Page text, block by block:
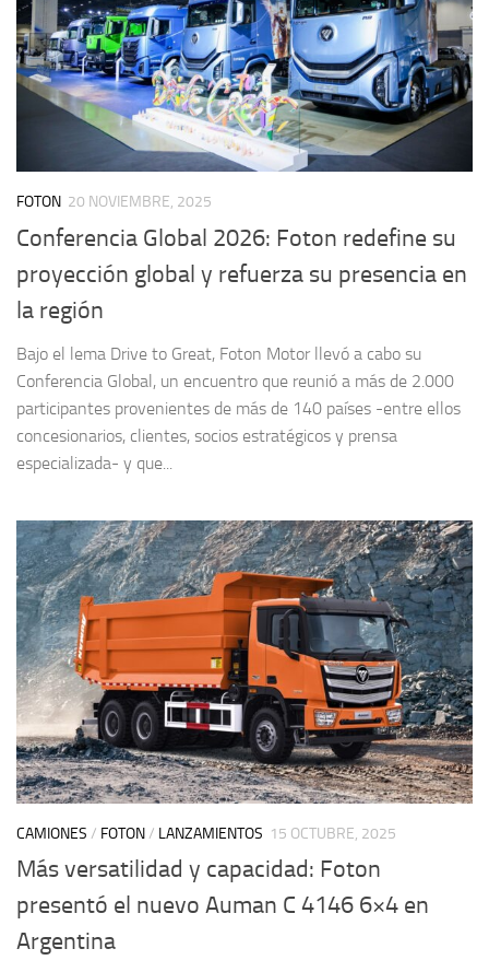
FOTON 20 NOVIEMBRE, 2025
Conferencia Global 2026: Foton redefine su
proyección global y refuerza su presencia en
la región
Bajo el lema Drive to Great, Foton Motor llevó a cabo su
Conferencia Global, un encuentro que reunió a más de 2.000
participantes provenientes de más de 140 países -entre ellos
concesionarios, clientes, socios estratégicos y prensa
especializada- y que...
CAMIONES / FOTON/ LANZAMIENTOS 15 OCTUBRE, 2025
Más versatilidad y capacidad: Foton
presentó el nuevo Auman C 4146 6×4 en
Argentina